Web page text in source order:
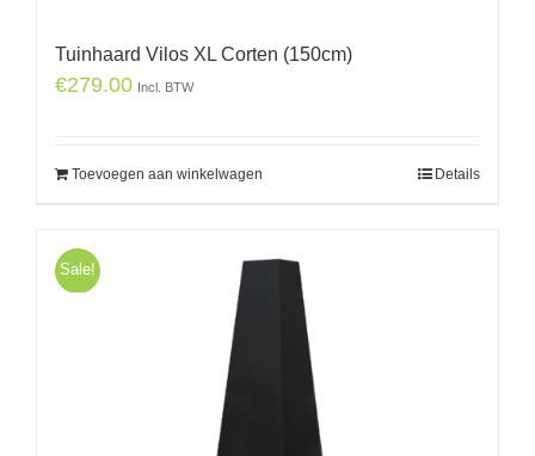
Tuinhaard Vilos XL Corten (150cm)
€279.00 Incl. BTW
Toevoegen aan winkelwagen Details
Sale!